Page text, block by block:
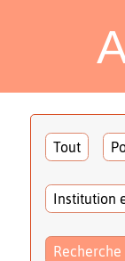
Tout
Institution